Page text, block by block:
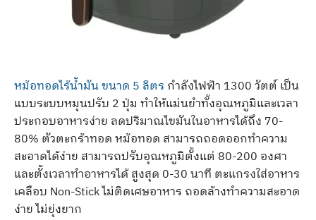
หม้อทอดไร้น้ำมัน ขนาด 5 ลิตร กำลังไฟฟ้า 1300 วัตต์ เป็น
แบบระบบหมุนปรับ 2 ปุ่ม ทำให้แม่นยำทั้งอุณหภูมิและเวลา
ประกอบอาหารง่าย ลดปริมาณไขมันในอาหารได้ถึง 70-
80% ตัวตะกร้าทอด หม้อทอด สามารถถอดออกทำความ
สะอาดได้ง่าย สามารถปรับอุณหภูมิตั้งแต่ 80-200 องศา
และตั้งเวลาทำอาหารได้ สูงสุด 0-30 นาที ตะแกรงใส่อาหาร
เคลือบ Non-Stick ไม่ติดเศษอาหาร ถอดล้างทำความสะอาด
ง่าย ไม่ยุ่งยาก